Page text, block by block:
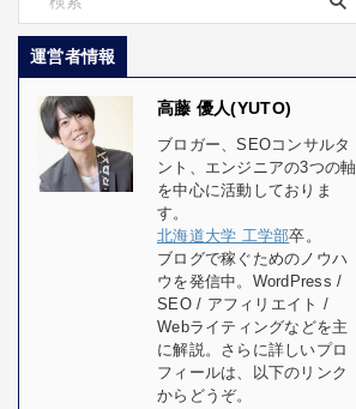
運営者情報
高藤 優人(YUTO)
ブロガー、SEOコンサルタ
ント、エンジニアの3つの軸
を中心に活動しておりま
す。
北海道大学 工学部卒。
ブログで稼ぐためのノウハ
ウを発信中。WordPress /
SEO / アフィリエイト /
Webライティングなどを主
に解説。さらに詳しいプロ
フィールは、以下のリンク
からどうぞ。